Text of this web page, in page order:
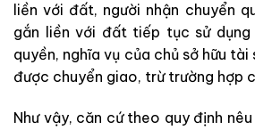
liền với đất, người nhận chuyển
gắn liền với đất tiếp tục sử
quyền, nghĩa vụ của chủ sở hữu
được chuyển giao, trừ trường hợp
Như vậy, căn cứ theo quy định